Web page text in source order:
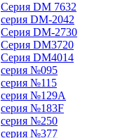
Серия DM 7632
серия DM-2042
Серия DM-2730
Серия DM3720
Серия DM4014
серия №095
серия №115
серия №129A
серия №183F
серия №250
серия №377